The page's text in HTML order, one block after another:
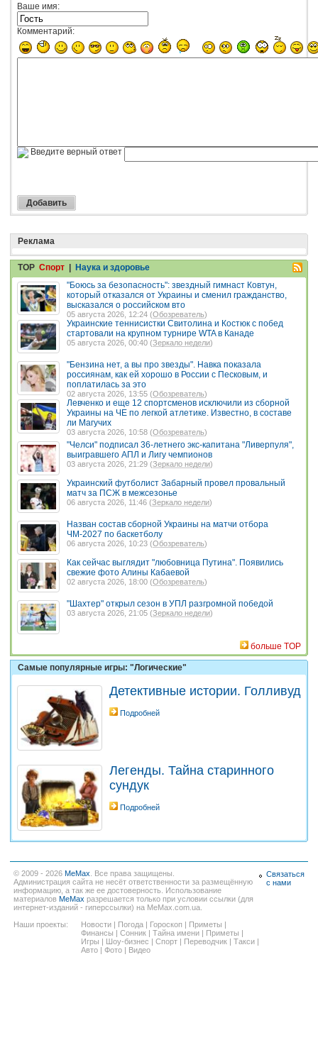
Ваше имя:
Комментарий:
Введите верный ответ
Реклама
TOP Спорт | Наука и здоровье
"Боюсь за безопасность": звездный гимнаст Ковтун,
который отказался от Украины и сменил гражданство,
высказался о российском вто
05 августа 2026, 12:24 (Обозреватель)
Украинские теннисистки Свитолина и Костюк с побед
стартовали на крупном турнире WTA в Канаде
05 августа 2026, 00:40 (Зеркало недели)
"Бензина нет, а вы про звезды". Навка показала
россиянам, как ей хорошо в России с Песковым, и
поплатилась за это
02 августа 2026, 13:55 (Обозреватель)
Левченко и еще 12 спортсменов исключили из сборной
Украины на ЧЕ по легкой атлетике. Известно, в составе
ли Магучих
03 августа 2026, 10:58 (Обозреватель)
"Челси" подписал 36-летнего экс-капитана "Ливерпуля",
выигравшего АПЛ и Лигу чемпионов
03 августа 2026, 21:29 (Зеркало недели)
Украинский футболист Забарный провел провальный
матч за ПСЖ в межсезонье
06 августа 2026, 11:46 (Зеркало недели)
Назван состав сборной Украины на матчи отбора
ЧМ-2027 по баскетболу
06 августа 2026, 10:23 (Обозреватель)
Как сейчас выглядит "любовница Путина". Появились
свежие фото Алины Кабаевой
02 августа 2026, 18:00 (Обозреватель)
"Шахтер" открыл сезон в УПЛ разгромной победой
03 августа 2026, 21:05 (Зеркало недели)
больше TOP
Самые популярные игры: "Логические"
Детективные истории. Голливуд
Подробней
Легенды. Тайна старинного
сундук
Подробней
© 2009 - 2026 MeMax . Все права защищены.
Администрация сайта не несёт ответственности за размещённую
информацию, а так же ее достоверность. Использование
материалов MeMax разрешается только при условии ссылки (для
интернет-изданий - гиперссылки) на MeMax.com.ua.
Наши проекты:
Новости | Погода | Гороскоп | Приметы |
Финансы | Сонник | Тайна имени | Приметы |
Игры | Шоу-бизнес | Спорт | Переводчик | Такси |
Авто | Фото | Видео
Связаться
с нами